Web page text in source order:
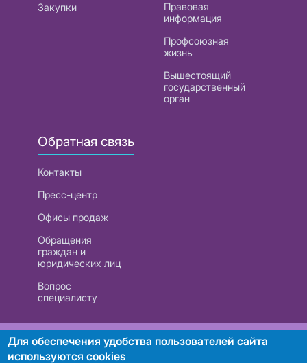
Закупки
Правовая
информация
Профсоюзная
жизнь
Вышестоящий
государственный
орган
Обратная связь
Контакты
Пресс-центр
Офисы продаж
Обращения
граждан и
юридических лиц
Вопрос
специалисту
РУП «Белтелеком». УНП 101007741
Для обеспечения удобства пользователей сайта
используются cookies